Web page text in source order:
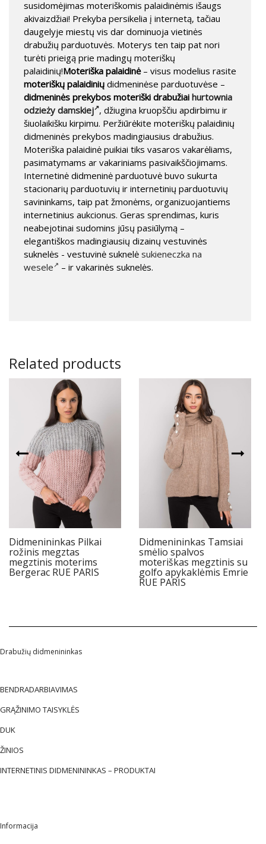
susidomėjimas moteriškomis palaidinėmis išaugs
akivaizdžiai! Prekyba persikelia į internetą, tačiau
daugelyje miestų vis dar dominuoja vietinės
drabužių parduotuvės. Moterys ten taip pat nori
turėti prieigą prie madingų moteriškų
palaidinių!Moteriška palaidinė– visus modelius rasite
moteriškų palaidinių didmeninėse parduotuvėse –
didmeninės prekybos moteriški drabužiai hurtownia
odzieży damskiej , džiugina kruopščiu apdirbimu ir
šiuolaikišku kirpimu. Peržiūrėkite moteriškų palaidinių
didmeninės prekybos madingiausius drabužius.
Moteriška palaidinė puikiai tiks vasaros vakarėliams,
pasimatymams ar vakariniams pasivaikščiojimams.
Internetinė didmeninė parduotuvė buvo sukurta
stacionarių parduotuvių ir internetinių parduotuvių
savininkams, taip pat žmonėms, organizuojantiems
internetinius aukcionus. Geras sprendimas, kuris
neabejotinai sudomins jūsų pasiūlymą –
elegantiškos madingiausių dizainų vestuvinės
suknelės - vestuvinė suknelė sukieneczka na
wesele
– ir vakarinės suknelės.
Related products
Didmenininkas Pilkai
rožinis megztas
megztinis moterims
Bergerac RUE PARIS
Didmenininkas Tamsiai
smėlio spalvos
moteriškas megztinis su
golfo apykaklėmis Emrie
RUE PARIS
Drabužių didmenininkas
BENDRADARBIAVIMAS
GRĄŽINIMO TAISYKLĖS
DUK
ŽINIOS
INTERNETINIS DIDMENININKAS – PRODUKTAI
Informacija